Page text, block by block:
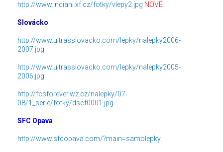
http://www.indiani.xf.cz/fotky/vlepy2.jpg NOVÉ
Slovácko
http://www.ultrasslovacko.com/lepky/nalepky2006-
2007.jpg
http://www.ultrasslovacko.com/lepky/nalepky2005-
2006.jpg
http://fcsforever.wz.cz/nalepky/07-
08/1_serie/fotky/dscf0001.jpg
SFC Opava
http://www.sfcopava.com/?main=samolepky